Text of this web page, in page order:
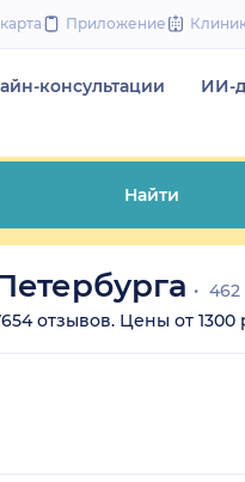
Приложение
консультации ИИ-
Найти
462
отзывов. Цены от 1300